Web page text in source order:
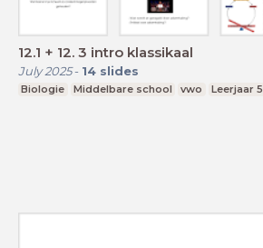
12.1 + 12. 3 intro klassikaal
July 2025- 14 slides
Biologie Middelbare school vwo Leerjaar 5